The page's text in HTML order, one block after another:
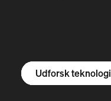
Udforsk R1S
Udforsk R1T
Udforsk varevogne
Udforsk teknologi